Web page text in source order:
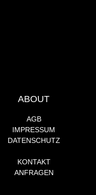
ABOUT
AGB
IMPRESSUM
DATENSCHUTZ
KONTAKT
ANFRAGEN